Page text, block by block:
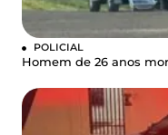
POLICIAL
Homem de 26 anos